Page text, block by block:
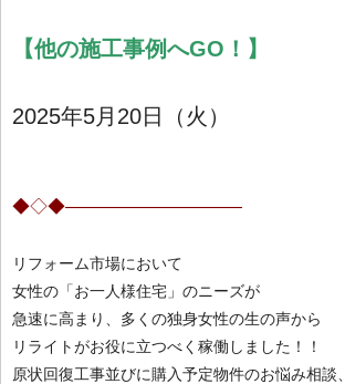
【他の施工事例へGO！】
2025年5月20日（火）
◆◇◆——————————
リフォーム市場において
女性の「お一人様住宅」のニーズが
急速に高まり、多くの独身女性の生の声から
リライトがお役に立つべく稼働しました！！
原状回復工事並びに購入予定物件のお悩み相談、